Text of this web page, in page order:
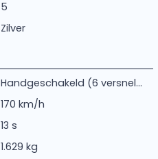
5
Zilver
Handgeschakeld (6 versnel...
170 km/h
13 s
1.629 kg